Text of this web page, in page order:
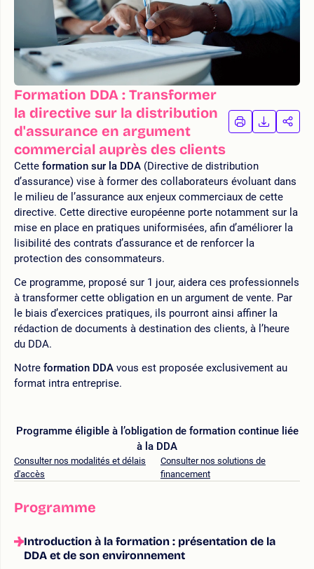
Formation DDA : Transformer
la directive sur la distribution
d'assurance en argument
commercial auprès des clients
IMPRIMER
LA
LA
Cette formation sur la DDA (Directive de distribution
d’assurance) vise à former des collaborateurs évoluant dans
le milieu de l’assurance aux enjeux commerciaux de cette
directive. Cette directive européenne porte notamment sur la
mise en place en pratiques uniformisées, afin d’améliorer la
lisibilité des contrats d’assurance et de renforcer la
protection des consommateurs.
Ce programme, proposé sur 1 jour, aidera ces professionnels
à transformer cette obligation en un argument de vente. Par
le biais d’exercices pratiques, ils pourront ainsi affiner la
rédaction de documents à destination des clients, à l’heure
du DDA.
Notre formation DDA vous est proposée exclusivement au
format intra entreprise.
Programme éligible à l’obligation de formation continue liée
à la DDA
Consulter nos modalités et délais
d'accès
Consulter nos solutions de
financement
Programme
Introduction à la formation : présentation de la
DDA et de son environnement